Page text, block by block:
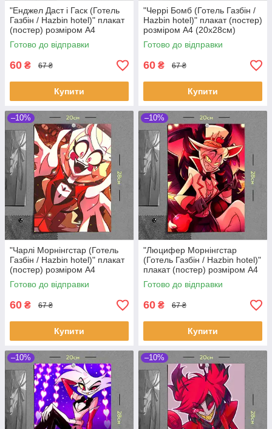
"Енджел Даст і Гаск (Готель
Газбін / Hazbin hotel)" плакат
(постер) розміром А4
(20х28см)
Готово до відправки
60 ₴ 67 ₴
Купити
"Черрі Бомб (Готель Газбін /
Hazbin hotel)" плакат (постер)
розміром А4 (20х28см)
Готово до відправки
60 ₴ 67 ₴
Купити
–10%
"Чарлі Морнінгстар (Готель
Газбін / Hazbin hotel)" плакат
(постер) розміром А4
(20х28см)
Готово до відправки
60 ₴ 67 ₴
Купити
–10%
"Люцифер Морнінгстар
(Готель Газбін / Hazbin hotel)"
плакат (постер) розміром А4
(20х28см)
Готово до відправки
60 ₴ 67 ₴
Купити
–10% –10%